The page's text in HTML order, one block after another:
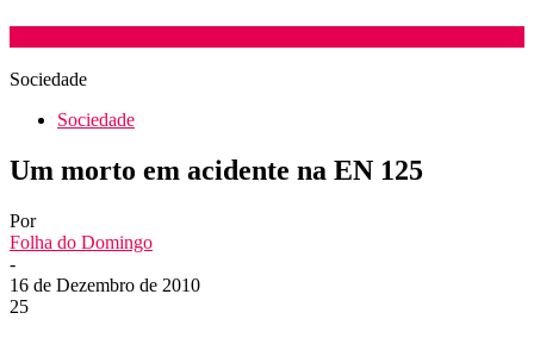
Sociedade
Sociedade
Um morto em acidente na EN 125
Por
Folha do Domingo
-
16 de Dezembro de 2010
25